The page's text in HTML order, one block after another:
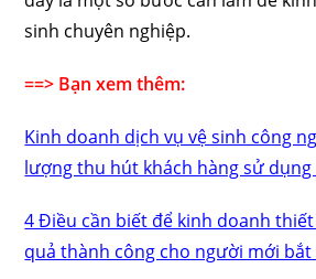
sinh chuyên nghiệp.
==> Bạn xem thêm:
Kinh doanh dịch vụ vệ sinh công
lượng thu hút khách hàng sử dụng
4 Điều cần biết để kinh doanh
quả thành công cho người mới